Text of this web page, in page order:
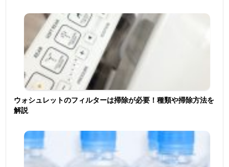
ウォシュレットのフィルターは掃除が必要！種類や掃除方法を
解説